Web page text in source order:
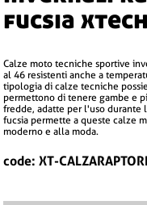
fucsia
calze moto tecniche sportive invernali nere e fucsia xtech taglie variabili dal 35
al 46 resistenti anche a
tipologia di calze tecniche
permettono di tenere gambe e
fredde, adatte per l'uso
fucsia permette a queste calze
moderno e alla moda.
code: XT-